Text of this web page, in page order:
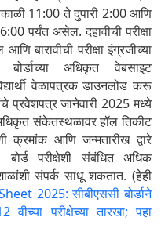
11:00 ते दुपारी 2:00 आणि
पर्यंत असेल. दहावीची परीक्षा
बारावीची परीक्षा इंग्रजीच्या
अधिकृत वेबसाइट
वेळापत्रक डाउनलोड करू
प्रवेशपत्र जानेवारी 2025 मध्ये
संकेतस्थळावर हॉल तिकीट
क्रमांक आणि जन्मतारीख द्वारे
परीक्षेशी संबंधित अधिक
शाळांशी संपर्क साधू शकतात. (हेही
2025: सीबीएससी बोर्डाने
परीक्षेच्या तारखा; पहा